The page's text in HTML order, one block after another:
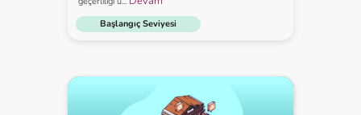
Başlangıç Seviyesi